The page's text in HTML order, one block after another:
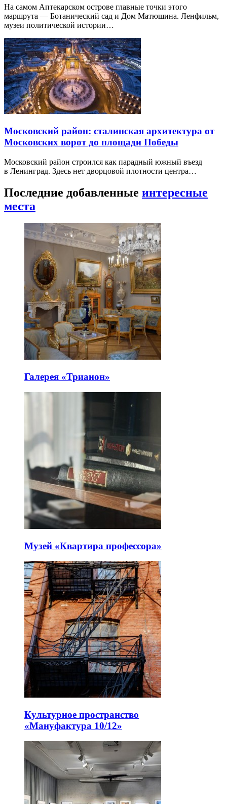
На самом Аптекарском острове главные точки этого
маршрута — Ботанический сад и Дом Матюшина. Ленфильм,
музеи политической истории…
Московский район: сталинская архитектура от
Московских ворот до площади Победы
Московский район строился как парадный южный въезд
в Ленинград. Здесь нет дворцовой плотности центра…
Последние добавленные интересные
места
Галерея «Трианон»
Музей «Квартира профессора»
Культурное пространство
«Мануфактура 10/12»